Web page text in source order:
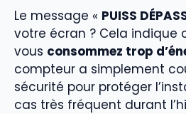
Le message « PUISS
votre écran ? Cela indique
vous consommez trop
compteur a simplement
sécurité pour protéger
cas très fréquent durant